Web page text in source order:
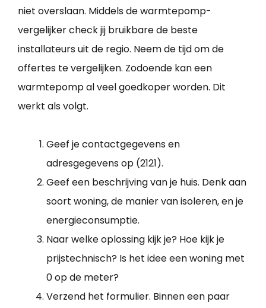
niet overslaan. Middels de warmtepomp-
vergelijker check jij bruikbare de beste
installateurs uit de regio. Neem de tijd om de
offertes te vergelijken. Zodoende kan een
warmtepomp al veel goedkoper worden. Dit
werkt als volgt.
Geef je contactgegevens en
adresgegevens op (2121).
Geef een beschrijving van je huis. Denk aan
soort woning, de manier van isoleren, en je
energieconsumptie.
Naar welke oplossing kijk je? Hoe kijk je
prijstechnisch? Is het idee een woning met
0 op de meter?
Verzend het formulier. Binnen een paar